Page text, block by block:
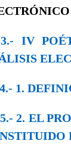
IV
1.
2. EL